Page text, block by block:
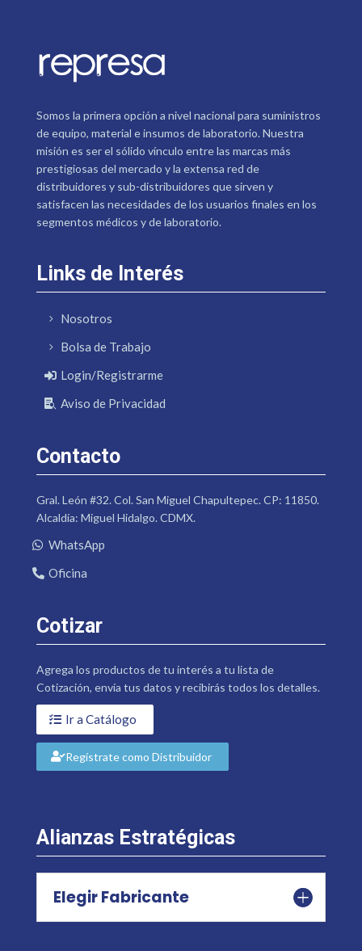
Somos la primera opción a nivel nacional para suministros
de equipo, material e insumos de laboratorio. Nuestra
misión es ser el sólido vínculo entre las marcas más
prestigiosas del mercado y la extensa red de
distribuidores y sub-distribuidores que sirven y
satisfacen las necesidades de los usuarios finales en los
segmentos médicos y de laboratorio.
Links de Interés
Nosotros
Bolsa de Trabajo
Login/Registrarme
Aviso de Privacidad
Contacto
Gral. León #32. Col. San Miguel Chapultepec. CP: 11850.
Alcaldía: Miguel Hidalgo. CDMX.
WhatsApp
Oficina
Cotizar
Agrega los productos de tu interés a tu lista de
Cotización, envía tus datos y recibirás todos los detalles.
Ir a Catálogo
Regístrate como Distribuidor
Alianzas Estratégicas
Elegir Fabricante